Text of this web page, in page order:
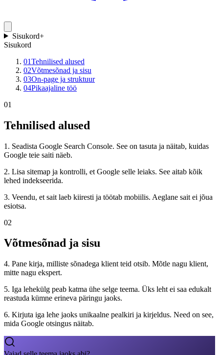
Sisukord+
Sisukord
01Tehnilised alused
02Võtmesõnad ja sisu
03On-page ja struktuur
04Pikaajaline töö
01
Tehnilised alused
1. Seadista Google Search Console. See on tasuta ja näitab, kuidas
Google teie saiti näeb.
2. Lisa sitemap ja kontrolli, et Google selle leiaks. See aitab kõik
lehed indekseerida.
3. Veendu, et sait laeb kiiresti ja töötab mobiilis. Aeglane sait ei jõua
esiotsa.
02
Võtmesõnad ja sisu
4. Pane kirja, milliste sõnadega klient teid otsib. Mõtle nagu klient,
mitte nagu ekspert.
5. Iga lehekülg peab katma ühe selge teema. Üks leht ei saa edukalt
reastuda kümne erineva päringu jaoks.
6. Kirjuta iga lehe jaoks unikaalne pealkiri ja kirjeldus. Need on see,
mida Google otsingus näitab.